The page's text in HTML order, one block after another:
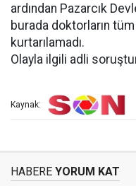
ardından Pazarcık
burada doktorların
kurtarılamadı.
Olayla ilgili adli
Kaynak:
HABERE YORUM KAT